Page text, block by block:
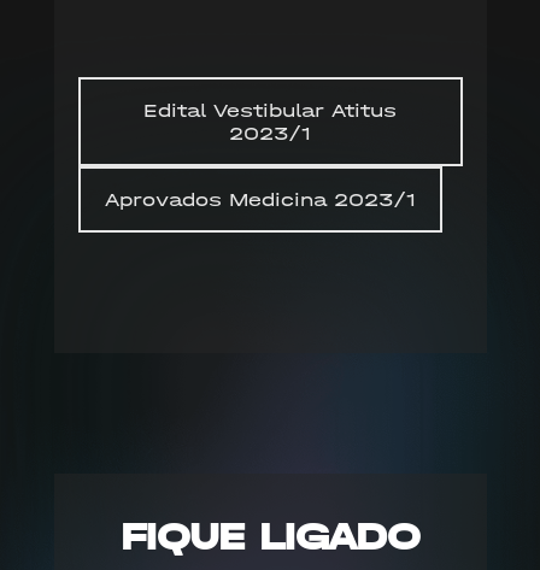
Edital Vestibular Atitus
2023/1
Aprovados Medicina 2023/1
FIQUE LIGADO